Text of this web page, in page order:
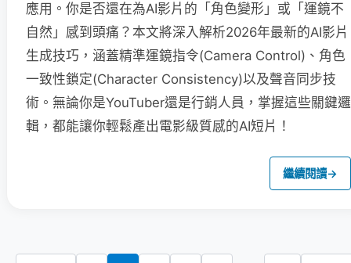
應用。你是否還在為AI影片的「角色變形」或「運鏡不
自然」感到頭痛？本文將深入解析2026年最新的AI影片
生成技巧，涵蓋精準運鏡指令(Camera Control)、角色
一致性鎖定(Character Consistency)以及聲音同步技
術。無論你是YouTuber還是行銷人員，掌握這些關鍵邏
輯，都能讓你輕鬆產出電影級質感的AI短片！
繼續閱讀→